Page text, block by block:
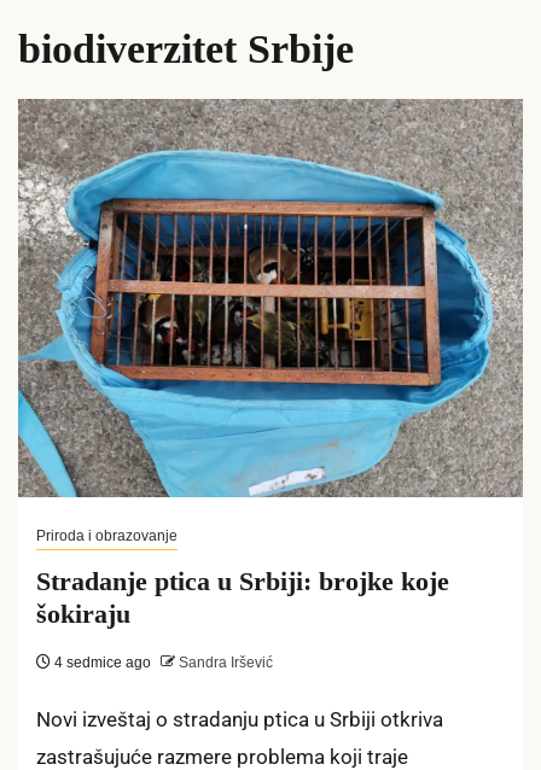
biodiverzitet Srbije
Priroda i obrazovanje
Stradanje ptica u Srbiji: brojke koje
šokiraju
4 sedmice ago Sandra Iršević
Novi izveštaj o stradanju ptica u Srbiji otkriva
zastrašujuće razmere problema koji traje